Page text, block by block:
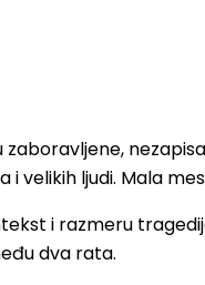
i velikih ljudi. Mala
i razmeru
dva rata.